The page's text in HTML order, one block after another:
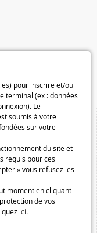
pour inscrire et/ou
terminal (ex : données
Le
soumis à votre
sur votre
du site et
requis pour ces
» vous refusez les
moment en cliquant
de vos
ici.